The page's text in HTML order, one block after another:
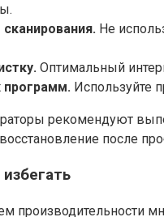
Не
Оптимальный
программ. Используйте
рекомендуют
после
производительности